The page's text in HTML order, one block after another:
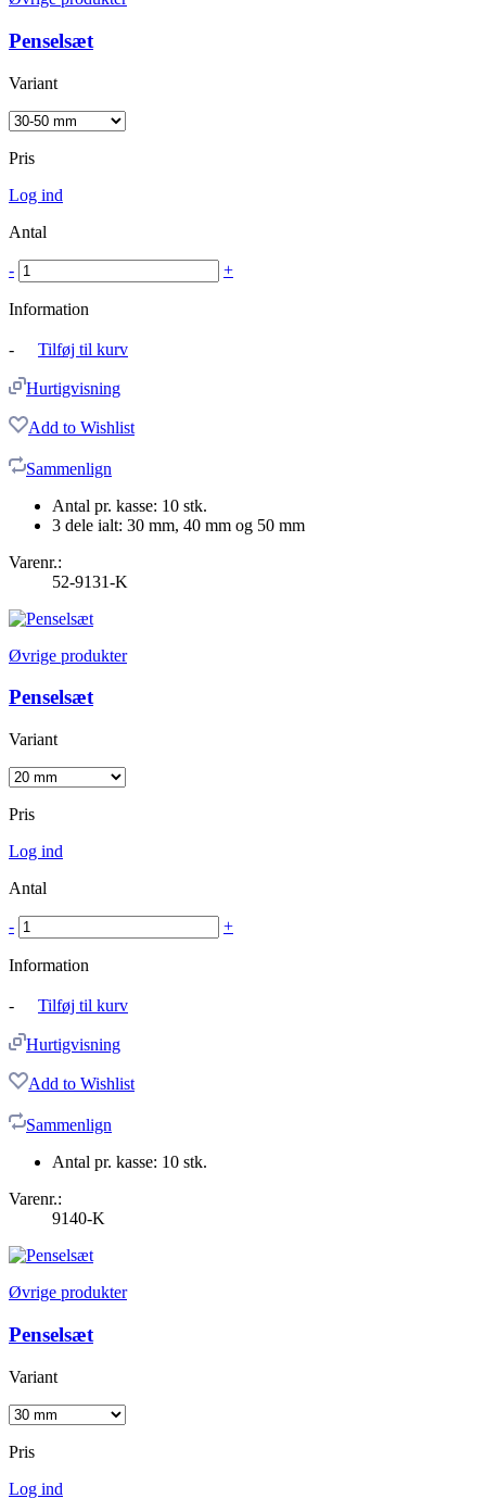
Penselsæt
Variant
Pris
Log ind
Antal
- +
Information
- Tilføj til kurv
Hurtigvisning
Add to Wishlist
Sammenlign
Antal pr. kasse: 10 stk.
3 dele ialt: 30 mm, 40 mm og 50 mm
Varenr.:
52-9131-K
Øvrige produkter
Penselsæt
Variant
Pris
Log ind
Antal
- +
Information
- Tilføj til kurv
Hurtigvisning
Add to Wishlist
Sammenlign
Antal pr. kasse: 10 stk.
Varenr.:
9140-K
Øvrige produkter
Penselsæt
Variant
Pris
Log ind